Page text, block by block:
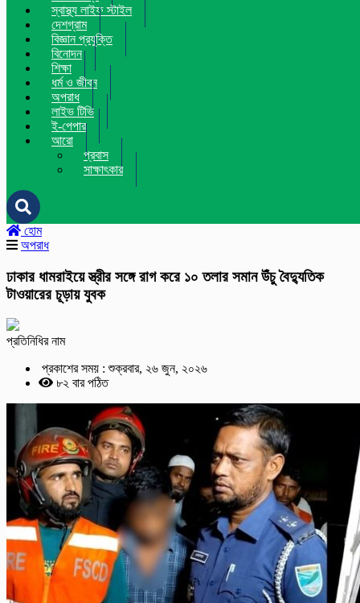
স্বাস্থ্য লাইফ স্টাইল
দেশগ্রাম
বিজ্ঞান প্রযুক্তি
বিনোদন
শিক্ষা
ধর্ম ও জীবন
অপরাধ
লাইভ টিভি
ই-পেপার
আরো
প্রবাস
সাক্ষাৎকার
হোম
অপরাধ
ঢাকার ধামরাইয়ে স্ত্রীর সঙ্গে রাগ করে ১০ তলার সমান উঁচু বৈদ্যুতিক
টাওয়ারের চূড়ায় যুবক
প্রতিনিধির নাম
প্রকাশের সময় : শুক্রবার, ২৬ জুন, ২০২৬
৮২ বার পঠিত